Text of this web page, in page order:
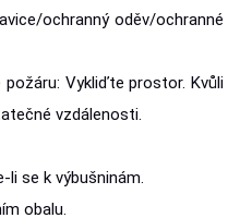
ochranný oděv/ochranné
požáru: Vykliďte prostor. Kvůli
vzdálenosti.
li se k výbušninám.
obalu.